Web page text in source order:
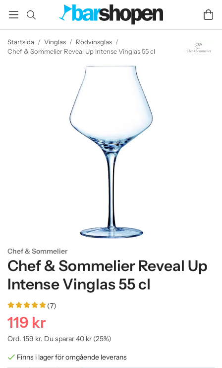
Startsida / Vinglas / Rödvinsglas /
Chef & Sommelier Reveal Up Intense Vinglas 55 cl
Chef & Sommelier
Chef & Sommelier Reveal Up
Intense Vinglas 55 cl
(7)
119 kr
Ord. 159 kr. Du sparar40 kr (25%)
Finns i lager för omgående leverans